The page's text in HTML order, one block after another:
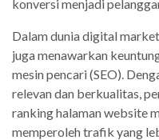
konversi menjadi
Dalam dunia digital
juga menawarkan
mesin pencari (SEO).
relevan dan berkualitas,
ranking halaman website
memperoleh trafik yang